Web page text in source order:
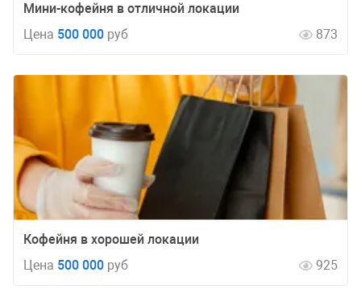
Мини-кофейня в отличной локации
Цена 500 000 руб 873
Кофейня в хорошей локации
Цена 500 000 руб 925